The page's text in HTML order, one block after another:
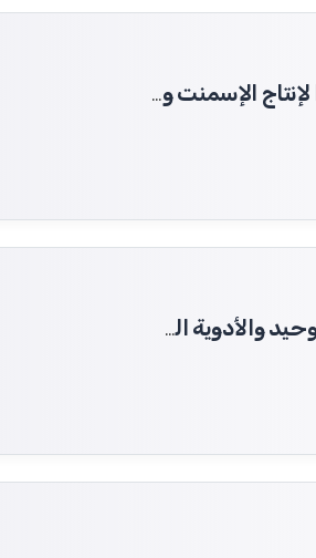
تنفيذ مشروع تأمين مادة الكلنكر لزوم معملي حماه وعدرا لإنتاج الإسمنت ومواد البناء
تأمين الأدوية الاستيرادية والأدوية ذات المصدر المحلي الوحيد والأدوية المحلية والسيرومات لصالح وزارة الصحة،